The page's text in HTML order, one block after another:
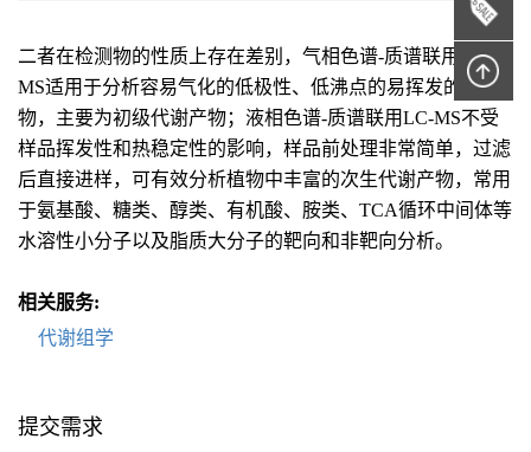
二者在检测物的性质上存在差别，气相色谱-质谱联用GC-
MS适用于分析容易气化的低极性、低沸点的易挥发的代谢
物，主要为初级代谢产物；液相色谱-质谱联用LC-MS不受
样品挥发性和热稳定性的影响，样品前处理非常简单，过滤
后直接进样，可有效分析植物中丰富的次生代谢产物，常用
于氨基酸、糖类、醇类、有机酸、胺类、TCA循环中间体等
水溶性小分子以及脂质大分子的靶向和非靶向分析。
相关服务:
代谢组学
提交需求